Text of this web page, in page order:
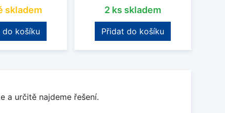
skladem
do košíku
2 ks skladem
Přidat do košíku
a určitě najdeme řešení.